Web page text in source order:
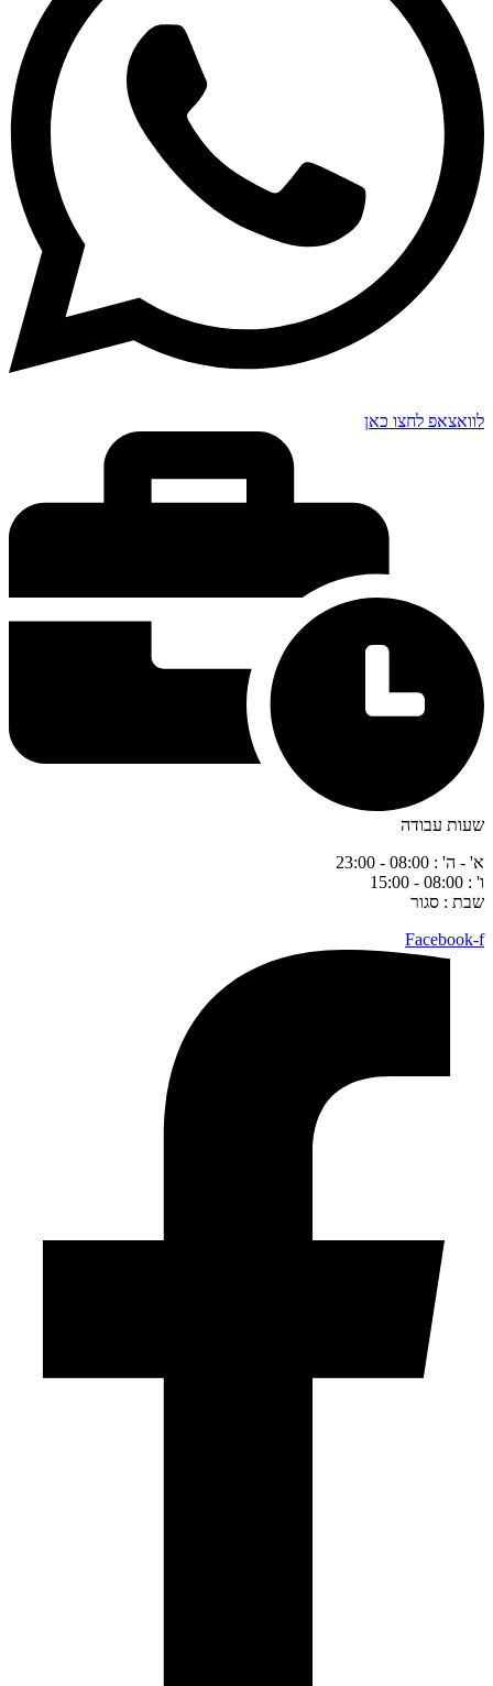
לוואצאפ לחצו כאן
שעות עבודה
א' - ה' : 08:00 - 23:00
ו' : 08:00 - 15:00
שבת : סגור
Facebook-f